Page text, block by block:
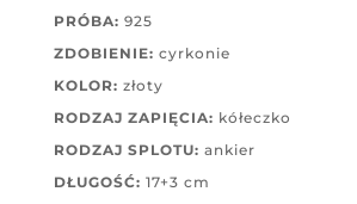
PRÓBA: 925
ZDOBIENIE: cyrkonie
KOLOR: złoty
RODZAJ ZAPIĘCIA: kółeczko
RODZAJ SPLOTU: ankier
DŁUGOŚĆ: 17+3 cm